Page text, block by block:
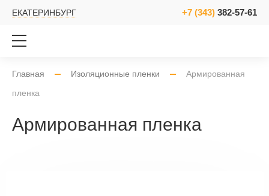
ЕКАТЕРИНБУРГ +7 (343) 382-57-61
Главная Изоляционные пленки
Армированная
пленка
Армированная пленка